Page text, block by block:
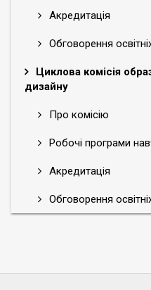
Акредитація
Обговорення
Циклова комісія
дизайну
Про комісію
Робочі програми
Акредитація
Обговорення